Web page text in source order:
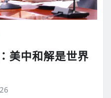
美中和解是世界